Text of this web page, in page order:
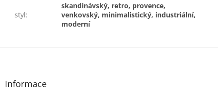
styl:
skandinávský, retro, provence,
venkovský, minimalistický, industriální,
moderní
Z
Informace